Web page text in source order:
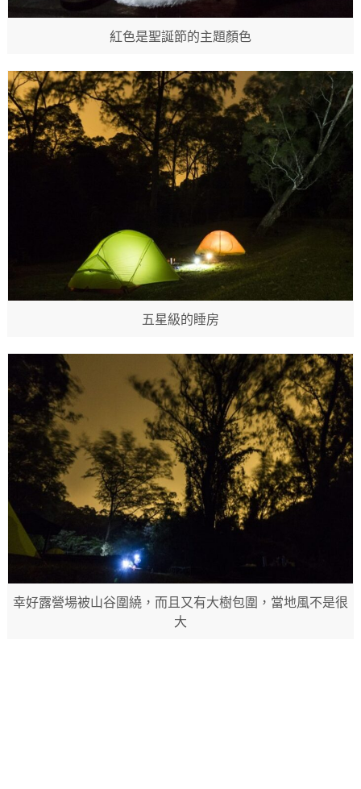
紅色是聖誕節的主題顏色
五星級的睡房
幸好露營場被山谷圍繞，而且又有大樹包圍，當地風不是很
大